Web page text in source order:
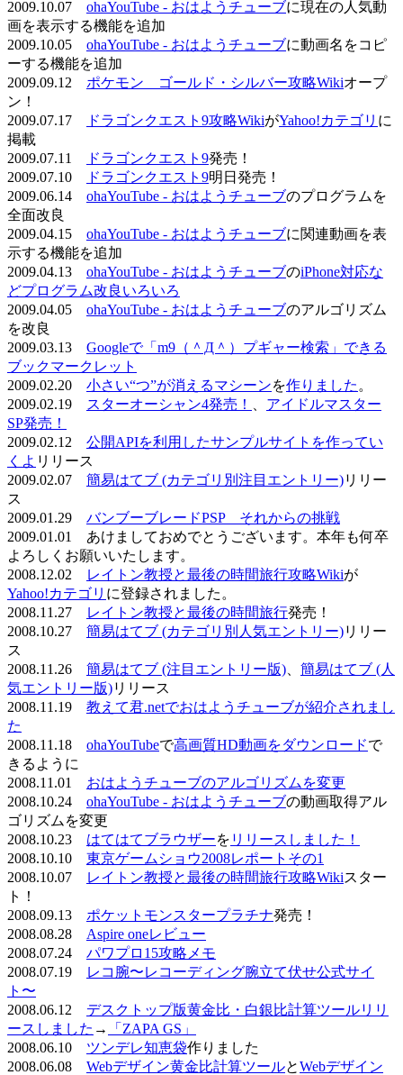
2009.10.07 ohaYouTube - おはようチューブに現在の人気動
画を表示する機能を追加
2009.10.05 ohaYouTube - おはようチューブに動画名をコピ
ーする機能を追加
2009.09.12 ポケモン ゴールド・シルバー攻略Wikiオープ
ン！
2009.07.17
ドラゴンクエスト9攻略WikiがYahoo!カテゴリ に
掲載
2009.07.11
ドラゴンクエスト9発売！
2009.07.10
ドラゴンクエスト9明日発売！
2009.06.14 ohaYouTube - おはようチューブのプログラムを
全面改良
2009.04.15 ohaYouTube - おはようチューブに関連動画を表
示する機能を追加
2009.04.13 ohaYouTube - おはようチューブのiPhone対応な
どプログラム改良いろいろ
2009.04.05 ohaYouTube - おはようチューブのアルゴリズム
を改良
2009.03.13 Googleで「m9（＾Д＾）プギャー検索」できる
ブックマークレット
2009.02.20 小さい“つ”が消えるマシーンを作りました 。
2009.02.19
スターオーシャン4発売！
アイドルマスター
SP発売！
2009.02.12 公開APIを利用したサンプルサイトを作ってい
くよ リリース
2009.02.07 簡易はてブ (カテゴリ別注目エントリー)リリー
ス
2009.01.29 バンブーブレードPSP それからの挑戦
2009.01.01 あけましておめでとうございます。本年も何卒
よろしくお願いいたします。
2008.12.02
レイトン教授と最後の時間旅行攻略Wikiが
Yahoo!カテゴリ に登録されました。
2008.11.27
レイトン教授と最後の時間旅行発売！
2008.10.27 簡易はてブ (カテゴリ別人気エントリー)リリー
ス
2008.11.26 簡易はてブ (注目エントリー版)
簡易はてブ (人
気エントリー版)リリース
2008.11.19 教えて君.netでおはようチューブが紹介されまし
た
2008.11.18 ohaYouTubeで高画質HD動画をダウンロードで
きるように
2008.11.01 おはようチューブのアルゴリズムを変更
2008.10.24 ohaYouTube - おはようチューブの動画取得アル
ゴリズムを変更
2008.10.23 はてはてブラウザーを リリースしました！
2008.10.10 東京ゲームショウ2008レポートその1
2008.10.07
レイトン教授と最後の時間旅行攻略Wikiスター
ト！
2008.09.13 ポケットモンスタープラチナ発売！
2008.08.28 Aspire oneレビュー
2008.07.24 パワプロ15攻略メモ
2008.07.19
レコ腕〜レコーディング腕立て伏せ公式サイ
ト〜
2008.06.12 デスクトップ版黄金比・白銀比計算ツールリリ
ースしました →
「ZAPA GS」
2008.06.10 ツンデレ知恵袋作りました
2008.06.08 Webデザイン黄金比計算ツールとWebデザイン